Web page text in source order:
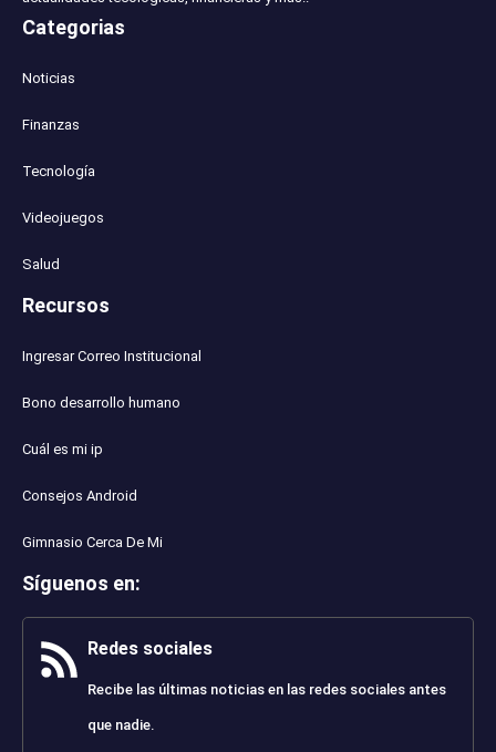
Categorias
Noticias
Finanzas
Tecnología
Videojuegos
Salud
Recursos
Ingresar Correo Institucional
Bono desarrollo humano
Cuál es mi ip
Consejos Android
Gimnasio Cerca De Mi
Síguenos en:
Redes sociales
Recibe las últimas noticias en las redes sociales antes
que nadie.